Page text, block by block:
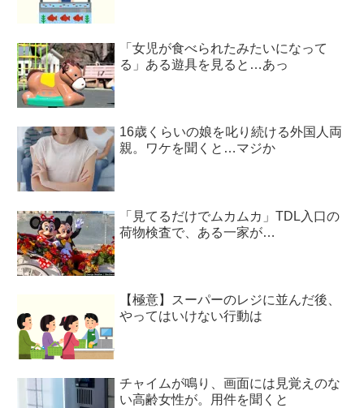
「女児が食べられたみたいになって
る」ある遊具を見ると…あっ
16歳くらいの娘を叱り続ける外国人両
親。ワケを聞くと…マジか
「見てるだけでムカムカ」TDL入口の
荷物検査で、ある一家が…
【極意】スーパーのレジに並んだ後、
やってはいけない行動は
チャイムが鳴り、画面には見覚えのな
い高齢女性が。用件を聞くと